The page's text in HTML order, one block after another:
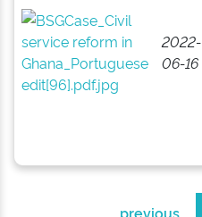
2022-
06-16
previous